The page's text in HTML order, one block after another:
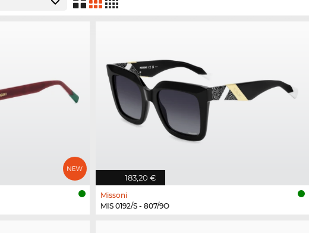
183,20 €
Missoni
MIS 0192/S - 807/9O